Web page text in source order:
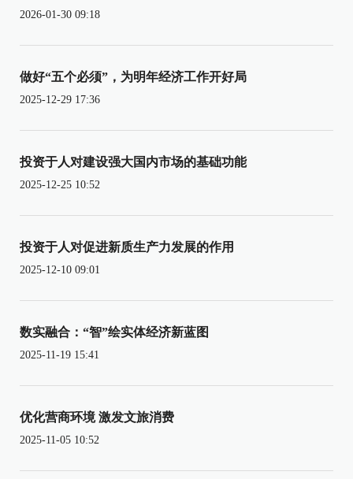
2026-01-30 09:18
做好“五个必须”，为明年经济工作开好局
2025-12-29 17:36
投资于人对建设强大国内市场的基础功能
2025-12-25 10:52
投资于人对促进新质生产力发展的作用
2025-12-10 09:01
数实融合：“智”绘实体经济新蓝图
2025-11-19 15:41
优化营商环境 激发文旅消费
2025-11-05 10:52